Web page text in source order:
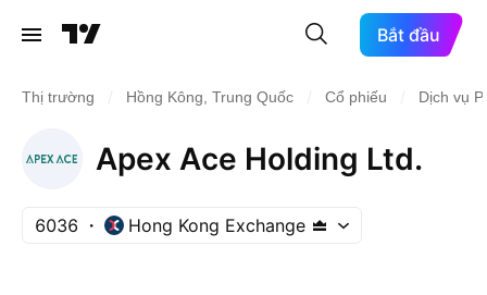
Bắt đầu
Thị trường Hồng Kông, Trung Quốc Cổ phiếu Dịch vụ
Apex Ace Holding Ltd.
6036 Hong Kong Exchange